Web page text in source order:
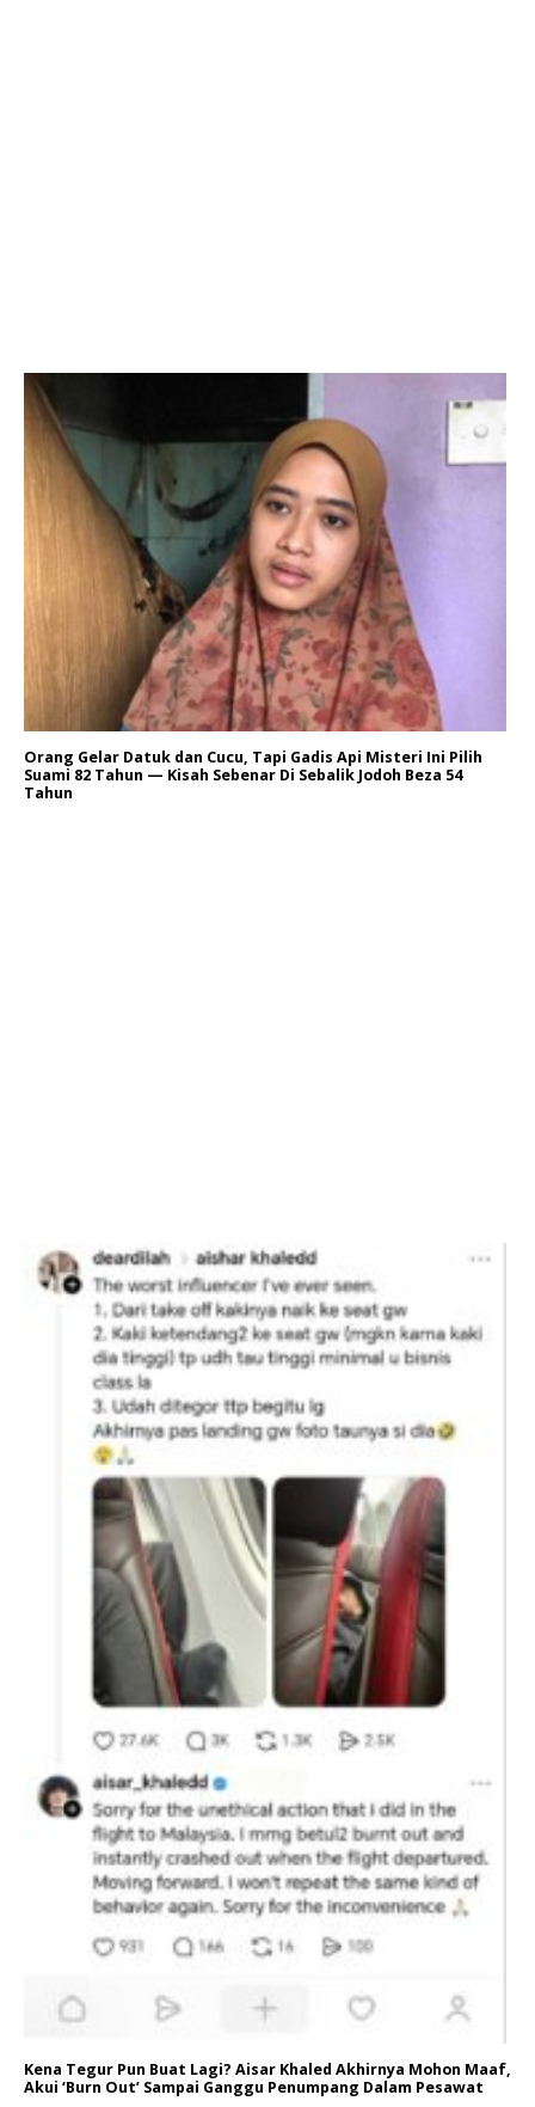
Orang Gelar Datuk dan Cucu, Tapi Gadis Api Misteri Ini Pilih
Suami 82 Tahun — Kisah Sebenar Di Sebalik Jodoh Beza 54
Tahun
Kena Tegur Pun Buat Lagi? Aisar Khaled Akhirnya Mohon Maaf,
Akui ‘Burn Out’ Sampai Ganggu Penumpang Dalam Pesawat